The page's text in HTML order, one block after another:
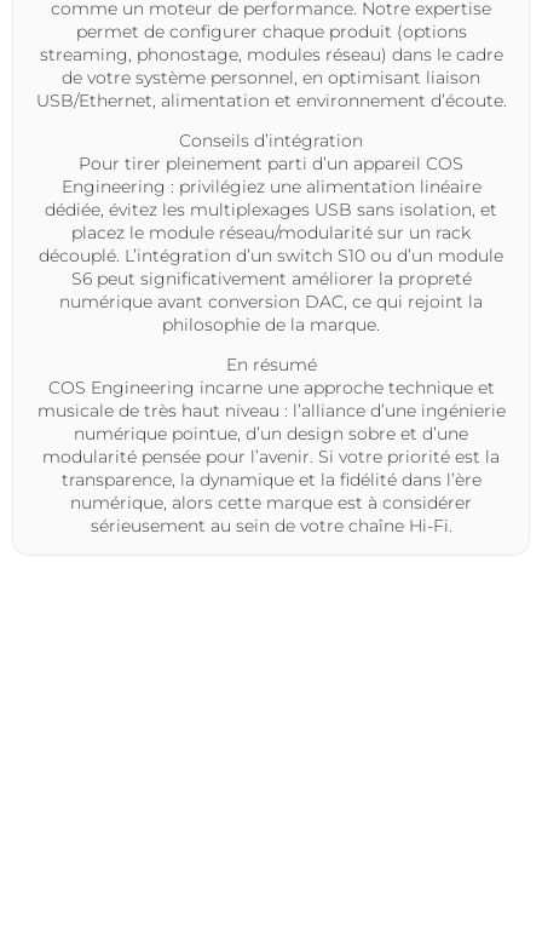
comme un moteur de performance. Notre expertise
permet de configurer chaque produit (options
streaming, phonostage, modules réseau) dans le cadre
de votre système personnel, en optimisant liaison
USB/Ethernet, alimentation et environnement d’écoute.
Conseils d’intégration
Pour tirer pleinement parti d’un appareil COS
Engineering : privilégiez une alimentation linéaire
dédiée, évitez les multiplexages USB sans isolation, et
placez le module réseau/modularité sur un rack
découplé. L’intégration d’un switch S10 ou d’un module
S6 peut significativement améliorer la propreté
numérique avant conversion DAC, ce qui rejoint la
philosophie de la marque.
En résumé
COS Engineering incarne une approche technique et
musicale de très haut niveau : l’alliance d’une ingénierie
numérique pointue, d’un design sobre et d’une
modularité pensée pour l’avenir. Si votre priorité est la
transparence, la dynamique et la fidélité dans l’ère
numérique, alors cette marque est à considérer
sérieusement au sein de votre chaîne Hi-Fi.